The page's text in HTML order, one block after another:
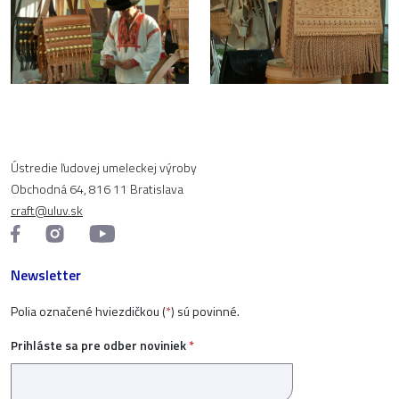
Ústredie ľudovej umeleckej výroby
Obchodná 64, 816 11 Bratislava
craft@uluv.sk
Newsletter
Polia označené hviezdičkou (*) sú povinné.
Prihláste sa pre odber noviniek*